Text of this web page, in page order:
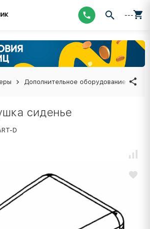
---
Дополнительное оборудование
сиденье
D